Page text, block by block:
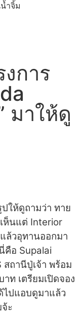
ำจิ้ม
การ
มาให้ดู
ให้ดูถามว่า ทาย
ห็นแต่ Interior
ล้วอุทานออกมา
คือ Supalai
สถานีปู่เจ้า พร้อม
ท เตรียมเปิดจอง
ไปแอบดูมาแล้ว
ะ